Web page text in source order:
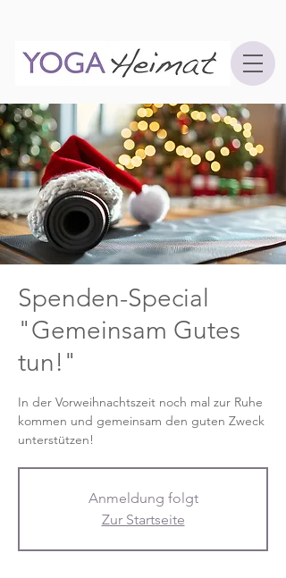
Spenden-Special
"Gemeinsam Gutes
tun!"
In der Vorweihnachtszeit noch mal zur Ruhe
kommen und gemeinsam den guten Zweck
unterstützen!
Anmeldung folgt
Zur Startseite